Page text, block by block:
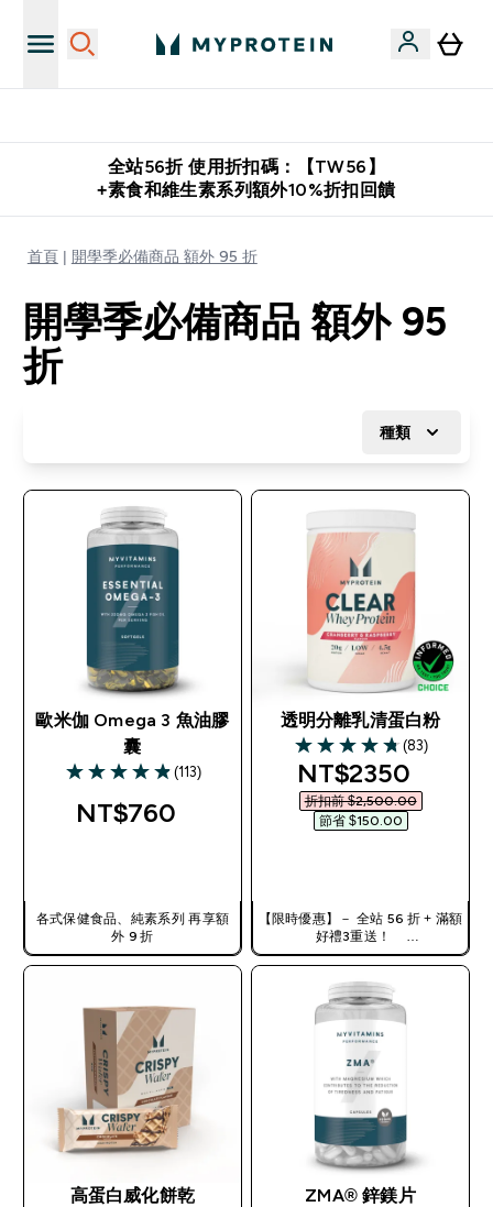
全站56折 使用折扣碼：【TW56】
+素食和維生素系列額外10%折扣回饋
首頁 開學季必備商品 額外 95 折
開學季必備商品 額外 95
折
種類
歐米伽 Omega 3 魚油膠
囊
4.9 out of 5 stars
(113)
NT$760‎
各式保健食品、純素系列 再享額
外 9 折
透明分離乳清蛋白粉
4.78 out of 5 stars
(83)
discounted
NT$2350‎
折扣前 $2,500.00‎
節省 $150.00‎
【限時優惠】－ 全站 56 折 + 滿額
好禮3重送！
使用優惠碼，獲得額外折扣：
高蛋白威化餅乾
ZMA® 鋅鎂片